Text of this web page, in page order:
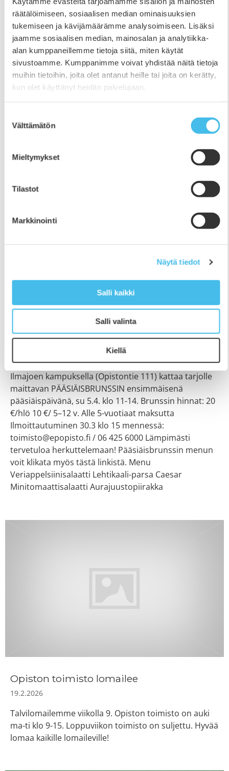
räätälöimiseen, sosiaalisen median ominaisuuksien
tukemiseen ja kävijämäärämme analysoimiseen. Lisäksi
jaamme sosiaalisen median, mainosalan ja analytiikka-
alan kumppaneillemme tietoja siitä, miten käytät
sivustoamme. Kumppanimme voivat yhdistää näitä tietoja
muihin tietoihin, joita olet antanut heille tai joita on kerätty,
kun olet käyttänyt heidän palvelujaan.
valinta
Välttämätön
Mieltymykset
Tilastot
Markkinointi
Näytä tiedot
Salli kaikki
Salli valinta
Kiellä
Adile Celen tuli Turkista Suomeen syyskuussa 2021 ja
aloitti opistolla suomen kielen opiskelun. Keväällä
2023 hän haki opiskelijaksi kasvatus- ja ohjausalan
perustutkintoon, ja elokuussa 2023 hän aloitti
opinnot. Lastenohjaajaksi hän valmistui helmikuussa
2026, ja syksyllä 2025 hän vietti noin neljä viikkoa
Erasmus+ -vaihto-opiskelijana 24.11–
18.12. Tsekin Brnossa. Adile on opiston ensimmäinen
lastenohjaajaksi suuntautunut
maahanmuuttajataustainen kasvatus- ja ohjausalan
opiskelija, joka lähti Erasmus-vaihtoon opiskelun
Pääsiäisbrunssi Ravintola
Katajanmarjassa 5.4.
Ravintola Katajanmarja Etelä-Pohjanmaan Opiston
Ilmajoen kampuksella (Opistontie 111) kattaa tarjolle
maittavan PÄÄSIÄISBRUNSSIN ensimmäisenä
pääsiäispäivänä, su 5.4. klo 11-14. Brunssin hinnat: 20
€/hlö 10 €/ 5–12 v. Alle 5-vuotiaat maksutta
Ilmoittautuminen 30.3 klo 15 mennessä:
toimisto@epopisto.fi / 06 425 6000 Lämpimästi
tervetuloa herkuttelemaan! Pääsiäisbrunssin menun
voit klikata myös tästä linkistä. Menu
Veriappelsiinisalaatti Lehtikaali-parsa Caesar
Minitomaattisalaatti Aurajuustopiirakka
Opiston toimisto lomailee
19.2.2026
Talvilomailemme viikolla 9. Opiston toimisto on auki
ma-ti klo 9-15. Loppuviikon toimisto on suljettu. Hyvää
lomaa kaikille lomaileville!